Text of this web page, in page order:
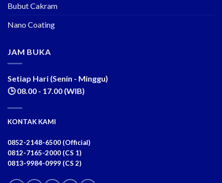
Bubut Cakram
Nano Coating
JAM BUKA
Setiap Hari (Senin - Minggu)
🕒 08.00 - 17.00 (WIB)
KONTAK KAMI
0852-2148-6500 (Official)
0812-7165-2000 (CS 1)
0813-9984-0999 (CS 2)